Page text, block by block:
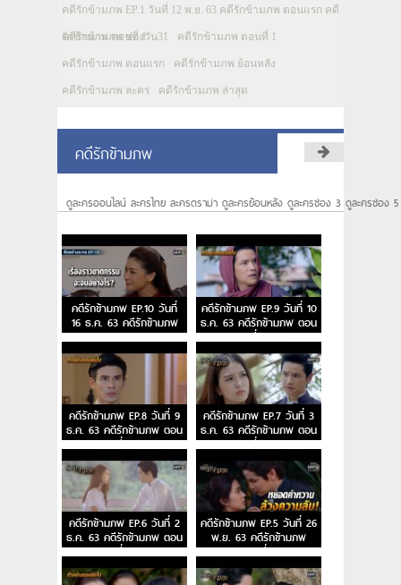
คดีรักข้ามภพ EP.1 วันที่ 12 พ.ย. 63 คดีรักข้ามภพ ตอนแรก คดี
รักข้ามภพ ตอนที่ 1
คดีรักข้ามภพ ช่องวัน31 คดีรักข้ามภพ ตอนที่ 1
คดีรักข้ามภพ ตอนแรก คดีรักข้ามภพ ย้อนหลัง
คดีรักข้ามภพ ละคร คดีรักข้ามภพ ล่าสุด
คดีรักข้ามภพ
ดูละครออนไลน์ ละครไทย ละครดราม่า ดูละครย้อนหลัง ดูละครช่อง 3 ดูละครช่อง
คดีรักข้ามภพ EP.10 วันที่
16 ธ.ค. 63 คดีรักข้ามภพ
ตอนจบ
คดีรักข้ามภพ EP.9 วันที่ 10
ธ.ค. 63 คดีรักข้ามภพ ตอน
ที่ 9
คดีรักข้ามภพ EP.8 วันที่ 9
ธ.ค. 63 คดีรักข้ามภพ ตอน
ที่ 8
คดีรักข้ามภพ EP.7 วันที่ 3
ธ.ค. 63 คดีรักข้ามภพ ตอน
ที่ 7
คดีรักข้ามภพ EP.6 วันที่ 2
ธ.ค. 63 คดีรักข้ามภพ ตอน
ที่ 6
คดีรักข้ามภพ EP.5 วันที่ 26
พ.ย. 63 คดีรักข้ามภพ
ตอนที่ 5